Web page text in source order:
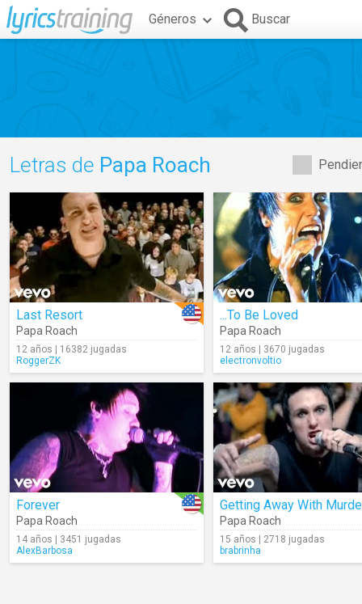
Géneros Buscar
Letras de Papa Roach
Last Resort
Papa Roach
12 años | 16382 jugadas
RoggerZK
...To Be Loved
Papa Roach
12 años | 3670 jugadas
electronvoltio
Forever
Papa Roach
14 años | 3451 jugadas
AlexBarbosa
Getting Away With
Papa Roach
15 años | 2718 jugadas
brabrinha